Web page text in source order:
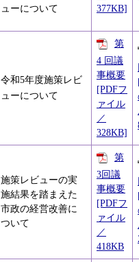
ューについて
377KB]
令和5年度施策レビ
ューについて
第
4 回議
事概要
[PDFフ
ァイル
／
328KB]
施策レビューの実
施結果を踏まえた
市政の経営改善に
ついて
第
3回議
事概要
[PDFフ
ァイル
／
418KB